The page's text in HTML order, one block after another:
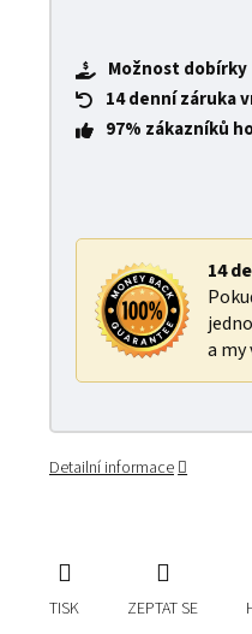
Možnost dobírky
14 denní záruka
97% zákazníků
14
a
Detailní informace
TISK ZEPTAT SE